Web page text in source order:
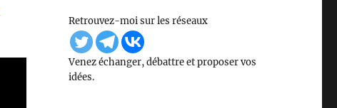
Retrouvez-moi sur les réseaux
Venez échanger, débattre et proposer vos
idées.